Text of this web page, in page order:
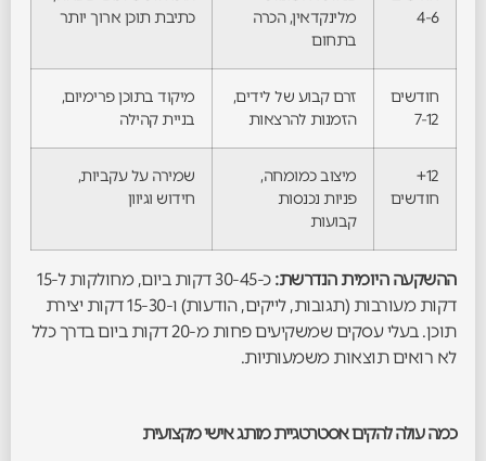
4-6
מלינקדאין, הכרה
בתחום
כתיבת תוכן ארוך יותר
חודשים
7-12
זרם קבוע של לידים,
הזמנות להרצאות
מיקוד בתוכן פרימיום,
בניית קהילה
12+
חודשים
מיצוב כמומחה,
פניות נכנסות
קבועות
שמירה על עקביות,
חידוש וגיוון
ההשקעה היומית הנדרשת:
כ-30-45 דקות ביום, מחולקות ל-15
דקות מעורבות (תגובות, לייקים, הודעות) ו-15-30 דקות יצירת
תוכן. בעלי עסקים שמשקיעים פחות מ-20 דקות ביום בדרך כלל
לא רואים תוצאות משמעותיות.
כמה עולה להקים אסטרטגיית מותג אישי מקצועית